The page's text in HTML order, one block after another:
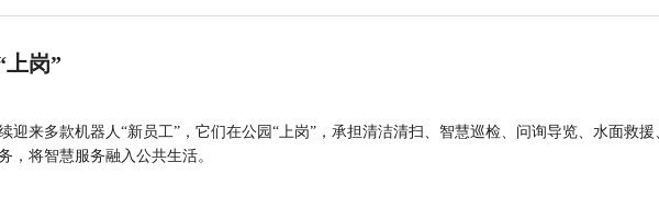
岗”
迎来多款机器人“新员工”，它们在公园“上岗”，承担清洁清扫、智慧巡检、问询导览、水面救援
，将智慧服务融入公共生活。